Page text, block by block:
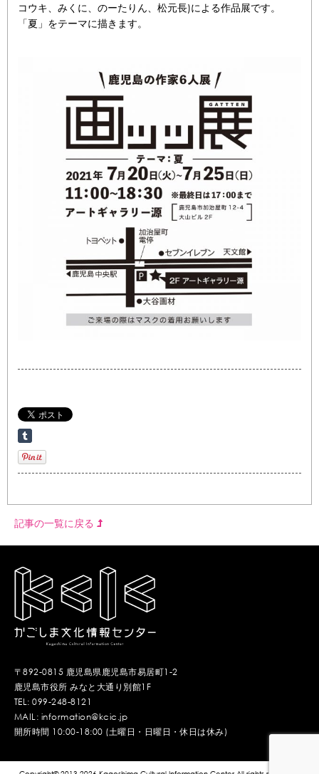
コウキ、みくに、のーたりん、松元長)による作品展です。
「夏」をテーマに描きます。
記事の一覧に戻る
〒892-0815 鹿児島県鹿児島市易居町1-2
鹿児島市役所 みなと大通り別館1F
TEL: 099-248-8121
MAIL: information@kcic.jp
開所時間 10:00-18:00 (土曜日・日曜日・休日は休み)